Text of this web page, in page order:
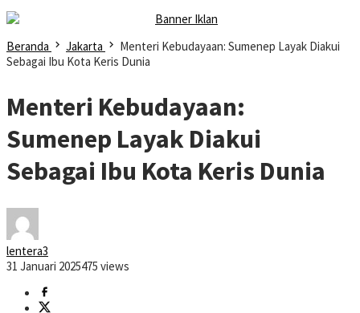
Beranda Jakarta
Menteri Kebudayaan: Sumenep Layak Diakui
Sebagai Ibu Kota Keris Dunia
Menteri Kebudayaan:
Sumenep Layak Diakui
Sebagai Ibu Kota Keris Dunia
lentera3
31 Januari 2025475 views